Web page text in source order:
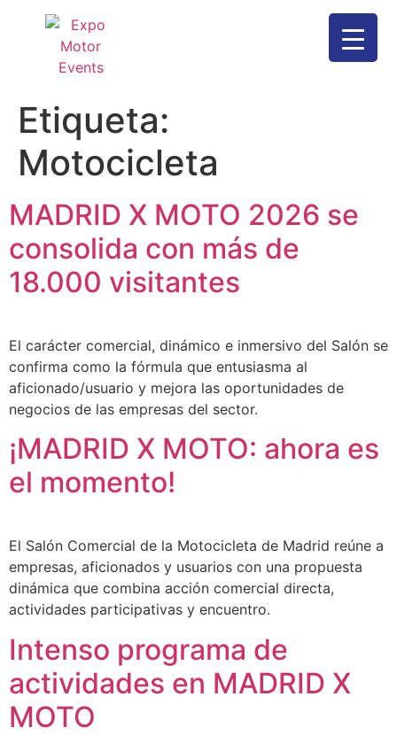
Etiqueta:
Motocicleta
MADRID X MOTO 2026 se
consolida con más de
18.000 visitantes
El carácter comercial, dinámico e inmersivo del Salón se
confirma como la fórmula que entusiasma al
aficionado/usuario y mejora las oportunidades de
negocios de las empresas del sector.
¡MADRID X MOTO: ahora es
el momento!
El Salón Comercial de la Motocicleta de Madrid reúne a
empresas, aficionados y usuarios con una propuesta
dinámica que combina acción comercial directa,
actividades participativas y encuentro.
Intenso programa de
actividades en MADRID X
MOTO